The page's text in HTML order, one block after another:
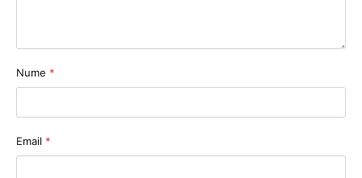
Nume *
Email *